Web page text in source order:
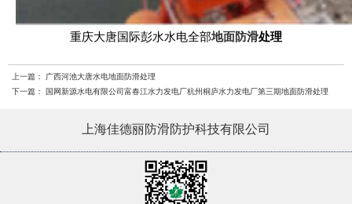
重庆大唐国际彭水水电全部地面防滑处理
上一篇： 广西河池大唐水电地面防滑处理
下一篇： 国网新源水电有限公司富春江水力发电厂杭州桐庐水力发电厂第三期地面防滑处理
上海佳德丽防滑防护科技有限公司